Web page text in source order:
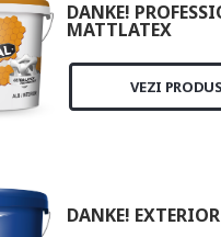
DANKE!
MATTLATEX
VEZI
DANKE! EXTERIOR